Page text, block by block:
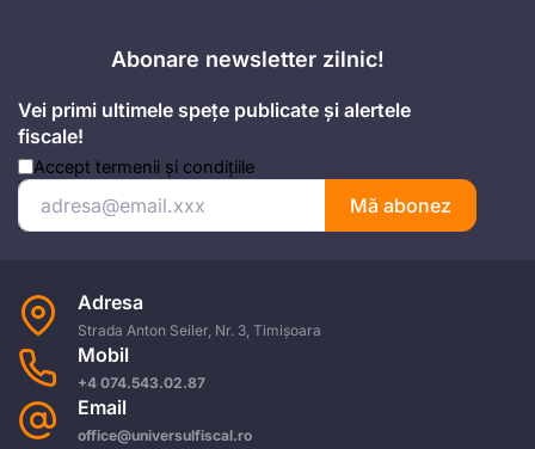
Abonare newsletter zilnic!
Vei primi ultimele spețe publicate și alertele
fiscale!
Accept termenii și condițiile
Mă abonez
Adresa
Strada Anton Seiler, Nr. 3, Timișoara
Mobil
+4 074.543.02.87
Email
office@universulfiscal.ro